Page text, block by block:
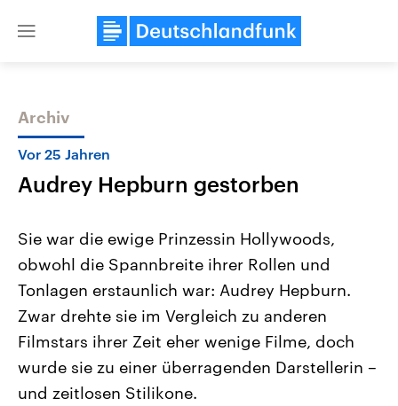
Close
Themen
Landtagswahl Sachsen-Anhalt
2026
Alle Informationen
Sachsen-Anhalt wählt am 6.
September 2026 einen neuen
Bundesland von einer Koalition aus
Aktuelle Beiträge,
Hintergründe
Wirtschaftlich und
gehören die Vereinigten
Archiv
Vor 25 Jahren
Audrey Hepburn gestorben
Sie war die ewige Prinzessin Hollywoods,
obwohl die Spannbreite ihrer Rollen und
Tonlagen erstaunlich war: Audrey Hepburn.
Zwar drehte sie im Vergleich zu anderen
Filmstars ihrer Zeit eher wenige Filme, doch
wurde sie zu einer überragenden Darstellerin –
und zeitlosen Stilikone.